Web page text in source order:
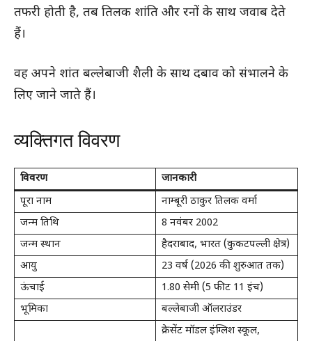
तफरी होती है, तब तिलक शांति और रनों के साथ जवाब देते
हैं।
वह अपने शांत बल्लेबाजी शैली के साथ दबाव को संभालने के
लिए जाने जाते हैं।
व्यक्तिगत विवरण
विवरण
जानकारी
पूरा नाम
नाम्बूरी ठाकुर तिलक वर्मा
जन्म तिथि
8 नवंबर 2002
जन्म स्थान
हैदराबाद, भारत (कुकटपल्ली क्षेत्र)
आयु
23 वर्ष (2026 की शुरुआत तक)
ऊंचाई
1.80 सेमी (5 फीट 11 इंच)
भूमिका
बल्लेबाजी ऑलराउंडर
क्रेसेंट मॉडल इंग्लिश स्कूल,